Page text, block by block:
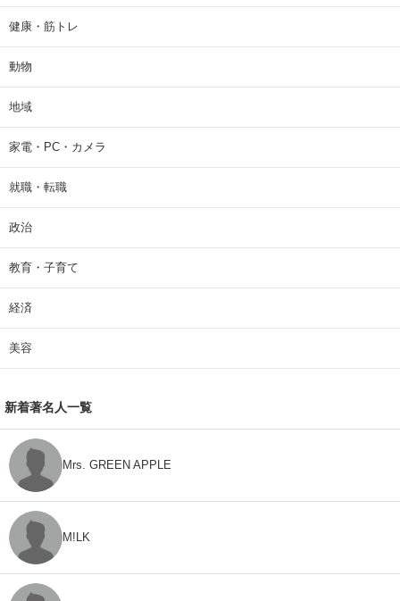
健康・筋トレ
動物
地域
家電・PC・カメラ
就職・転職
政治
教育・子育て
経済
美容
新着著名人一覧
Mrs. GREEN APPLE
M!LK